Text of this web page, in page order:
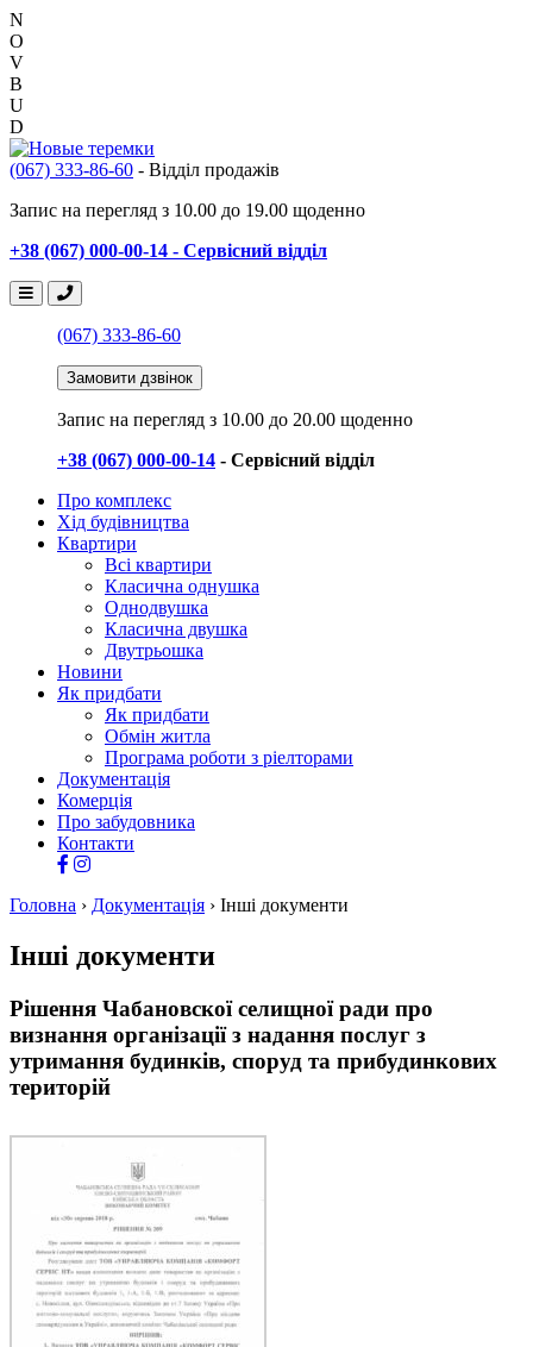
N
O
V
B
U
D
(067) 333-86-60 - Відділ продажів
Запис на перегляд з 10.00 до 19.00 щоденно
+38 (067) 000-00-14 - Сервісний відділ
(067) 333-86-60
Замовити дзвінок
Запис на перегляд з 10.00 до 20.00 щоденно
+38 (067) 000-00-14 - Сервісний відділ
Про комплекс
Хід будівництва
Квартири
Всі квартири
Класична однушка
Однодвушка
Класична двушка
Двутрьошка
Новини
Як придбати
Як придбати
Обмін житла
Програма роботи з ріелторами
Документація
Комерція
Про забудовника
Контакти
Головна › Документація › Інші документи
Інші документи
Рішення Чабановскої селищної ради про
визнання організації з надання послуг з
утримання будинків, споруд та прибудинкових
територій